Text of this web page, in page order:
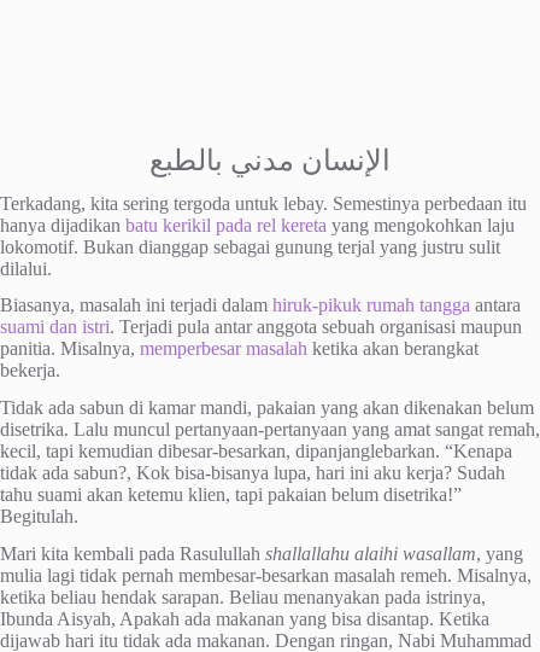
الإنسان مدني بالطبع
Terkadang, kita sering tergoda untuk lebay. Semestinya perbedaan itu
hanya dijadikan batu kerikil pada rel kereta yang mengokohkan laju
lokomotif. Bukan dianggap sebagai gunung terjal yang justru sulit
dilalui.
Biasanya, masalah ini terjadi dalam hiruk-pikuk rumah tangga antara
suami dan istri. Terjadi pula antar anggota sebuah organisasi maupun
panitia. Misalnya, memperbesar masalah ketika akan berangkat
bekerja.
Tidak ada sabun di kamar mandi, pakaian yang akan dikenakan belum
disetrika. Lalu muncul pertanyaan-pertanyaan yang amat sangat remah,
kecil, tapi kemudian dibesar-besarkan, dipanjanglebarkan. “Kenapa
tidak ada sabun?, Kok bisa-bisanya lupa, hari ini aku kerja? Sudah
tahu suami akan ketemu klien, tapi pakaian belum disetrika!”
Begitulah.
Mari kita kembali pada Rasulullah shallallahu alaihi wasallam, yang
mulia lagi tidak pernah membesar-besarkan masalah remeh. Misalnya,
ketika beliau hendak sarapan. Beliau menanyakan pada istrinya,
Ibunda Aisyah, Apakah ada makanan yang bisa disantap. Ketika
dijawab hari itu tidak ada makanan. Dengan ringan, Nabi Muhammad